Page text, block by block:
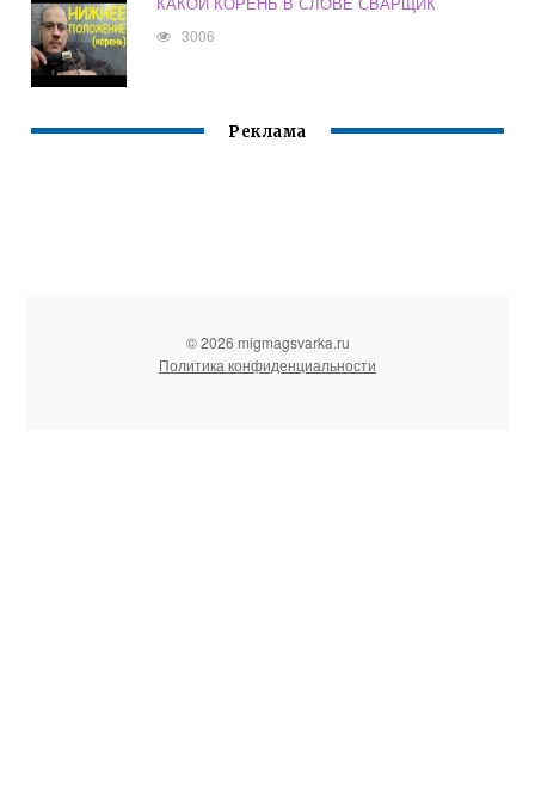
3006
Реклама
© 2026 migmagsvarka.ru
Политика конфиденциальности